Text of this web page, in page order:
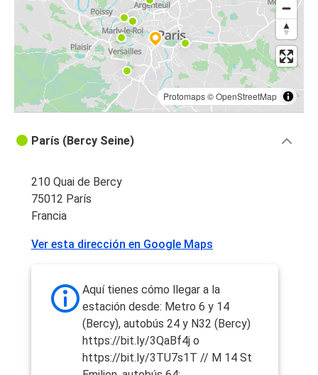
Protomaps©OpenStreetMap
París (Bercy Seine)
210 Quai de Bercy
75012 París
Francia
Ver esta dirección en Google Maps
Aquí tienes cómo llegar a la
estación desde: Metro 6 y 14
(Bercy), autobús 24 y N32 (Bercy)
https://bit.ly/3QaBf4j o
https://bit.ly/3TU7s1T // M 14 St